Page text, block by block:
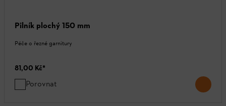
Pilník plochý 150 mm
Péče o řezné garnitury
81,00 Kč*
Porovnat